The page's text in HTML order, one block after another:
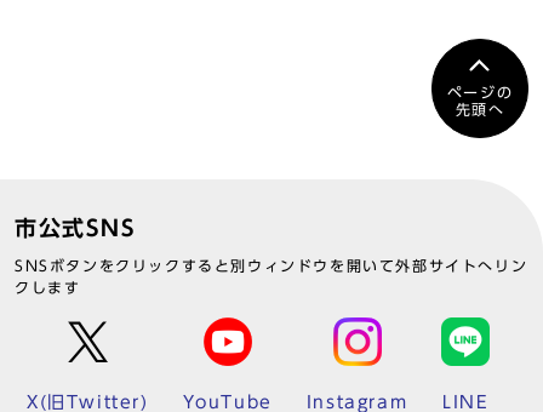
ページの
先頭へ
市公式SNS
SNSボタンをクリックすると別ウィンドウを開いて外部サイトへリン
クします
X(旧Twitter) YouTube Instagram LINE